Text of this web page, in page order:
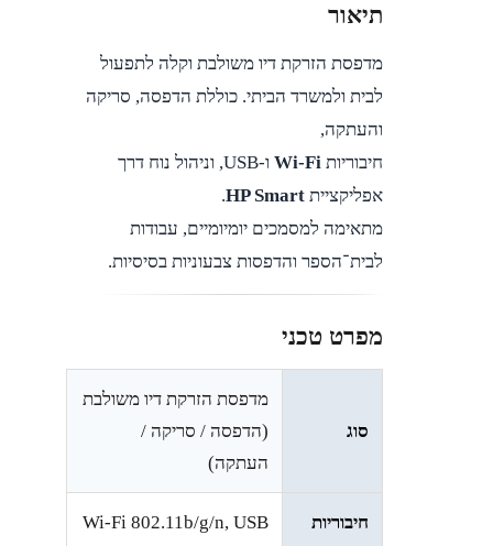
תיאור
מדפסת הזרקת דיו משולבת וקלה לתפעול
לבית ולמשרד הביתי. כוללת הדפסה, סריקה
והעתקה,
חיבוריות Wi-Fi
ו-USB, וניהול נוח דרך
אפליקציית HP Smart
.
מתאימה למסמכים יומיומיים, עבודות
לבית־הספר והדפסות צבעוניות בסיסיות.
מפרט טכני
סוג
מדפסת הזרקת דיו משולבת
(הדפסה / סריקה /
העתקה)
חיבוריות Wi-Fi 802.11b/g/n, USB